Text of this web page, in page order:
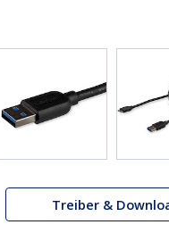
Treiber &